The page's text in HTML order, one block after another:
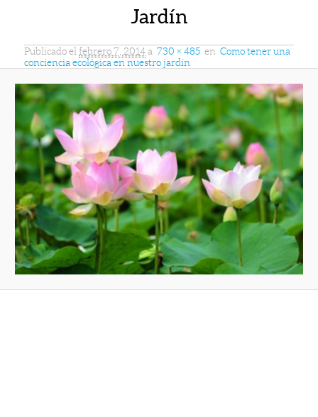
Jardín
Publicado el febrero 7, 2014a 730 × 485 en Como tener una
conciencia ecológica en nuestro jardín